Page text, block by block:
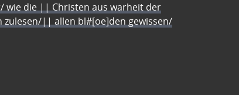
wie die || Christen aus warheit der
|| allen bl#[oe]den gewissen/